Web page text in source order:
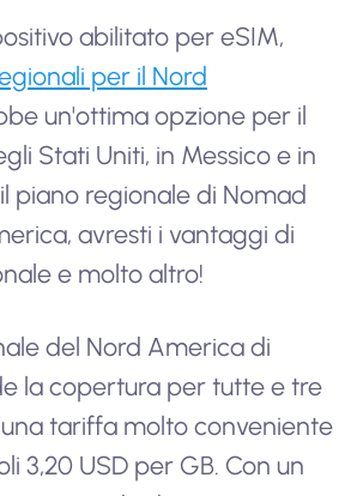
abilitato per eSIM,
per il Nord
un'ottima opzione per il
Stati Uniti, in Messico e in
piano regionale di Nomad
avresti i vantaggi di
e molto altro!
del Nord America di
la copertura per tutte e tre
una tariffa molto conveniente
3,20 USD per GB. Con un